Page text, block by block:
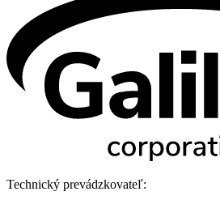
Technický prevádzkovateľ: